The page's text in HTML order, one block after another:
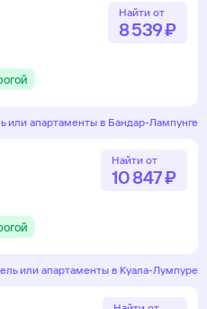
Найти от
8 ⁠539 ⁠₽
или апартаменты в Бандар-Лампунге
Найти от
10 ⁠847 ⁠₽
или апартаменты в Куала-Лумпуре